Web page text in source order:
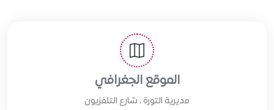
الموقع الجغرافي
مديرية الثورة ، شارع التلفزيون